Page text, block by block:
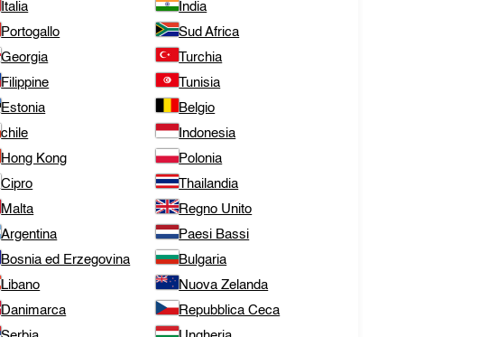
Italia
India
Portogallo
Sud Africa
Georgia
Turchia
Filippine
Tunisia
Estonia
Belgio
chile
Indonesia
Hong Kong
Polonia
Cipro
Thailandia
Malta
Regno Unito
Argentina
Paesi Bassi
Bosnia ed Erzegovina
Bulgaria
Libano
Nuova Zelanda
Danimarca
Repubblica Ceca